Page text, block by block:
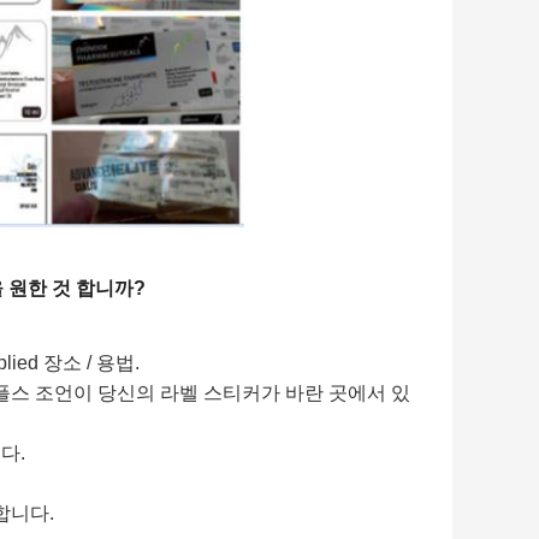
원한 것 합니까?
장소 / 용법.
조언이 당신의 라벨 스티커가 바란 곳에서 있
.
니다.